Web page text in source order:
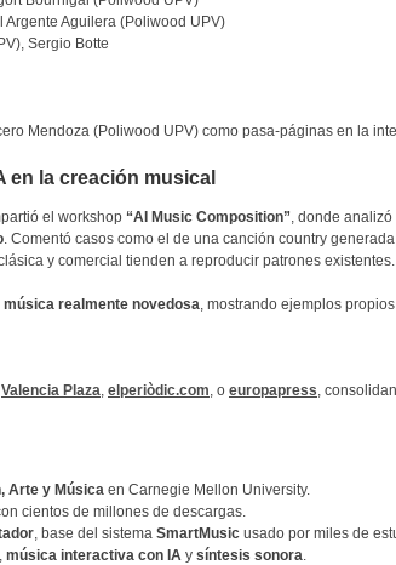
Argente Aguilera (Poliwood UPV)
Sergio Botte
Mendoza (Poliwood UPV) como pasa-páginas en la
en la creación musical
el workshop “AI Music Composition”, donde
. Comentó casos como el de una canción country
y comercial tienden a reproducir patrones existentes.
música realmente novedosa, mostrando ejemplos
Valencia Plaza, elperiòdic.com, o europapress,
Arte y Música en Carnegie Mellon University.
cientos de millones de descargas.
, base del sistema SmartMusic usado por miles de
, música interactiva con IA y síntesis sonora.